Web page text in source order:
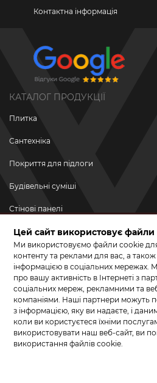
Контактна інформація
КАТАЛОГ ПРОДУКЦІЇ
Плитка
Сантехніка
Покриття для підлоги
Будівельні суміші
Стінові панелі
Новинки
Акційні товари
Акції/Знижки
ПРИЄДНУЙТЕСЬ ДО НАС
Цей сайт використовує
Ми використовуємо файли cookie для
контенту та реклами для вас, а
інформацією в соціальних мережах.
про вашу активність в Інтернеті з
соціальних мереж, рекламними та
компаніями. Наші партнери можуть
з інформацією, яку ви надаєте, і
коли ви користуєтеся їхніми
використовувати наш веб-сайт, ви
використання файлів cookie.